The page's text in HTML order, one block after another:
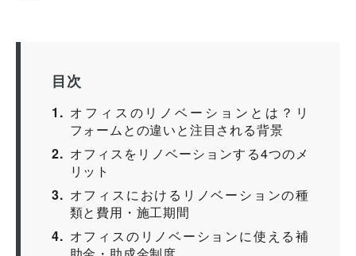
目次
1
オフィスのリノベーションとは？リ
フォームとの違いと注目される背景
2
オフィスをリノベーションする4つのメ
リット
3
オフィスにおけるリノベーションの種
類と費用・施工期間
4
オフィスのリノベーションに使える補